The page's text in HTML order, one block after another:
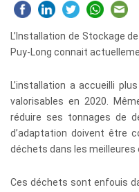
L’Installation de Stockage
Puy-Long connait
L’installation a accueilli
valorisables en 2020.
réduire ses tonnages de
d’adaptation doivent être
déchets dans les meilleures
Ces déchets sont enfouis